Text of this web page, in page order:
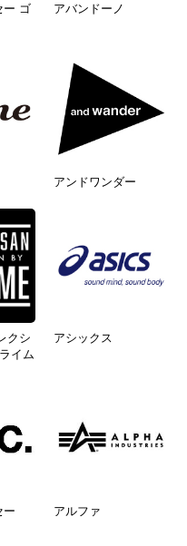
ー ゴ
アバンドーノ
アンドワンダー
クシ
イム
アシックス
ー アルファ